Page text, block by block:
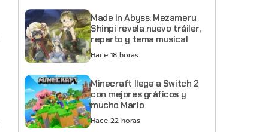
Made in Abyss: Mezameru
Shinpi revela nuevo tráiler,
reparto y tema musical
Hace 18 horas
Minecraft llega a Switch 2
con mejores gráficos y
mucho Mario
Hace 22 horas